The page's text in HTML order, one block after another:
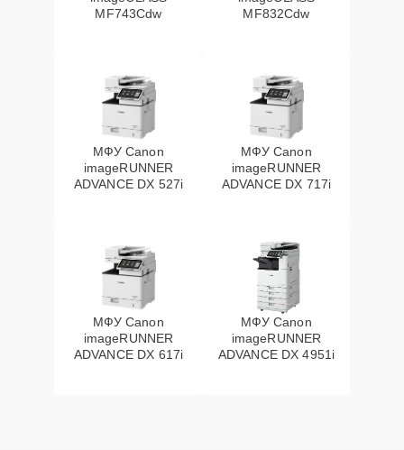
MF743Cdw
MF832Cdw
МФУ Canon
imageRUNNER
ADVANCE DX 527i
МФУ Canon
imageRUNNER
ADVANCE DX 717i
МФУ Canon
imageRUNNER
ADVANCE DX 617i
МФУ Canon
imageRUNNER
ADVANCE DX 4951i